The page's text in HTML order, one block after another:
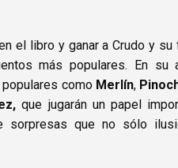
el libro y ganar a Crudo y su
más populares. En su
como Merlín,
que jugarán un papel
sorpresas que no sólo